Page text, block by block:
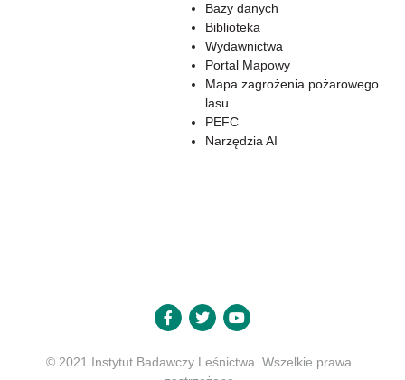
Bazy danych
Biblioteka
Wydawnictwa
Portal Mapowy
Mapa zagrożenia pożarowego
lasu
PEFC
Narzędzia AI
© 2021 Instytut Badawczy Leśnictwa. Wszelkie prawa